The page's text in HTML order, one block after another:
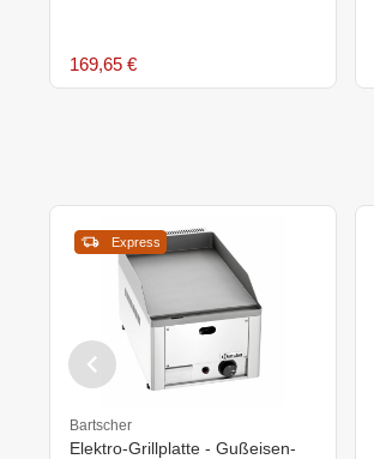
169,65 €
Express
Bartscher
Elektro-Grillplatte - Gußeisen-